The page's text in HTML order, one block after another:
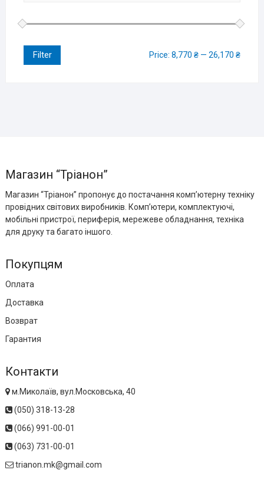
Filter Price:8,770 ₴ —26,170 ₴
Магазин “Тріанон”
Магазин “Тріанон” пропонує до постачання комп’ютерну техніку
провідних світових виробників. Комп’ютери, комплектуючі,
мобільні пристрої, периферія, мережеве обладнання, техніка
для друку та багато іншого.
Покупцям
Оплата
Доставка
Возврат
Гарантия
Контакти
м.Миколаїв, вул.Московська, 40
(050) 318-13-28
(066) 991-00-01
(063) 731-00-01
trianon.mk@gmail.com